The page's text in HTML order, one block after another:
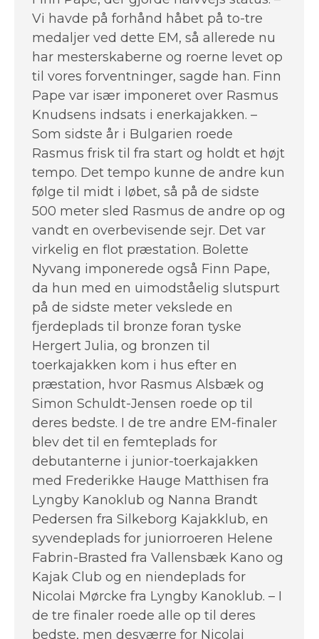
Vi havde på forhånd håbet på to-tre
medaljer ved dette EM, så allerede nu
har mesterskaberne og roerne levet op
til vores forventninger, sagde han. Finn
Pape var især imponeret over Rasmus
Knudsens indsats i enerkajakken. –
Som sidste år i Bulgarien roede
Rasmus frisk til fra start og holdt et højt
tempo. Det tempo kunne de andre kun
følge til midt i løbet, så på de sidste
500 meter sled Rasmus de andre op og
vandt en overbevisende sejr. Det var
virkelig en flot præstation. Bolette
Nyvang imponerede også Finn Pape,
da hun med en uimodståelig slutspurt
på de sidste meter vekslede en
fjerdeplads til bronze foran tyske
Hergert Julia, og bronzen til
toerkajakken kom i hus efter en
præstation, hvor Rasmus Alsbæk og
Simon Schuldt-Jensen roede op til
deres bedste. I de tre andre EM-finaler
blev det til en femteplads for
debutanterne i junior-toerkajakken
med Frederikke Hauge Matthisen fra
Lyngby Kanoklub og Nanna Brandt
Pedersen fra Silkeborg Kajakklub, en
syvendeplads for juniorroeren Helene
Fabrin-Brasted fra Vallensbæk Kano og
Kajak Club og en niendeplads for
Nicolai Mørcke fra Lyngby Kanoklub. – I
de tre finaler roede alle op til deres
bedste, men desværre for Nicolai